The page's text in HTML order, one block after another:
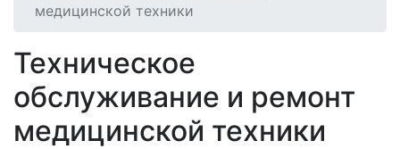
медицинской техники
Техническое
обслуживание и ремонт
медицинской техники